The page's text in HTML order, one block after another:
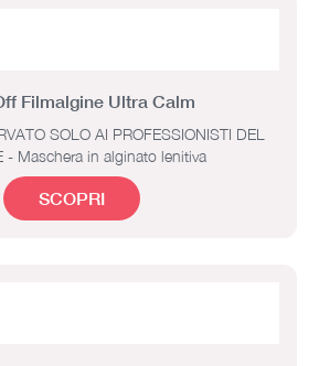
Filmalgine Ultra Calm
SOLO AI PROFESSIONISTI DEL
- Maschera in alginato lenitiva
SCOPRI